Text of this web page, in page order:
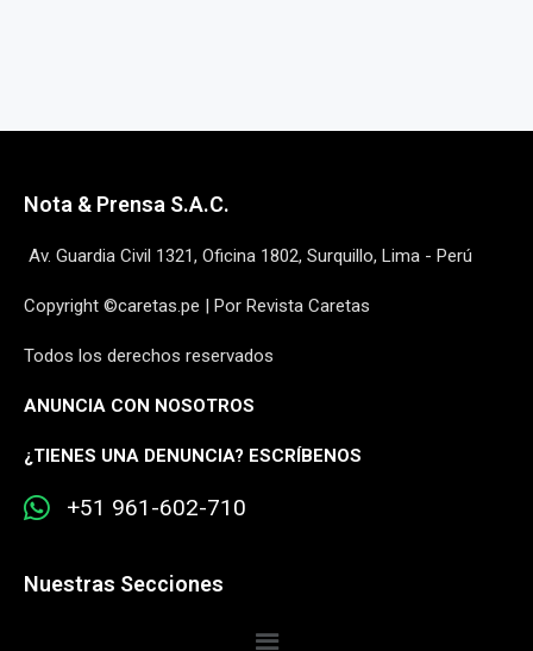
Nota & Prensa S.A.C.
Av. Guardia Civil 1321, Oficina 1802, Surquillo, Lima - Perú
Copyright ©caretas.pe | Por Revista Caretas
Todos los derechos reservados
ANUNCIA CON NOSOTROS
¿TIENES UNA DENUNCIA? ESCRÍBENOS
+51 961-602-710
Nuestras Secciones